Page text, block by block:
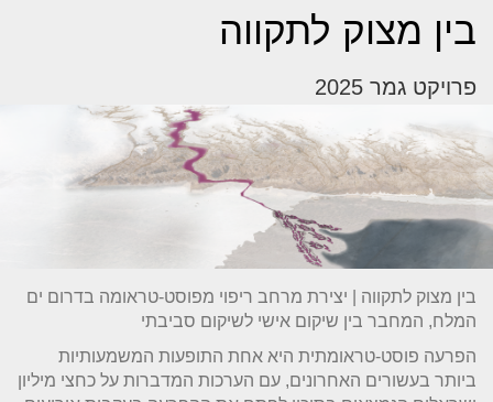
בין מצוק לתקווה
פרויקט גמר 2025
בין מצוק לתקווה | יצירת מרחב ריפוי מפוסט-טראומה בדרום ים
המלח, המחבר בין שיקום אישי לשיקום סביבתי
הפרעה פוסט-טראומתית היא אחת התופעות המשמעותיות
ביותר בעשורים האחרונים, עם הערכות המדברות על כחצי מיליון